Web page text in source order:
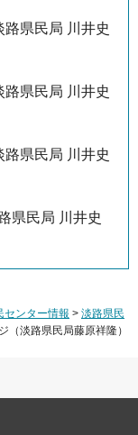
県民局 川井史
県民局 川井史
県民局 川井史
県民局 川井史
センター情報 > 淡路県民
淡路県民局藤原祥隆）